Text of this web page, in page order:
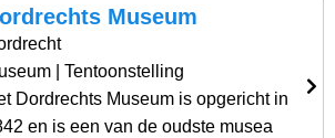
Museum
| Tentoonstelling
Dordrechts Museum is opgericht in
en is een van de oudste musea